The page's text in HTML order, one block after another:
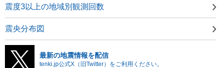
震度3以上の地域別観測回数
震央分布図
最新の地震情報を配信
tenki.jp公式X（旧Twitter）をご利用ください。